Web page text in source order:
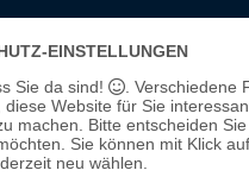
HAUSEN-SONDERSHAUSEN
und Aktuelles>
EINSTELLUNGEN
Sie da sind!
. Verschiedene
diese Website für Sie
machen.
Bitte entscheiden
Sie können mit Klick
neu wählen.